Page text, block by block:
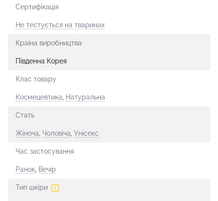
Сертифікація
Не тестується на тваринах
Країна виробництва
Південна Корея
Клас товару
Космецевтика, Натуральна
Стать
Жіноча, Чоловіча, Унісекс
Час застосування
Ранок, Вечір
Тип шкіри